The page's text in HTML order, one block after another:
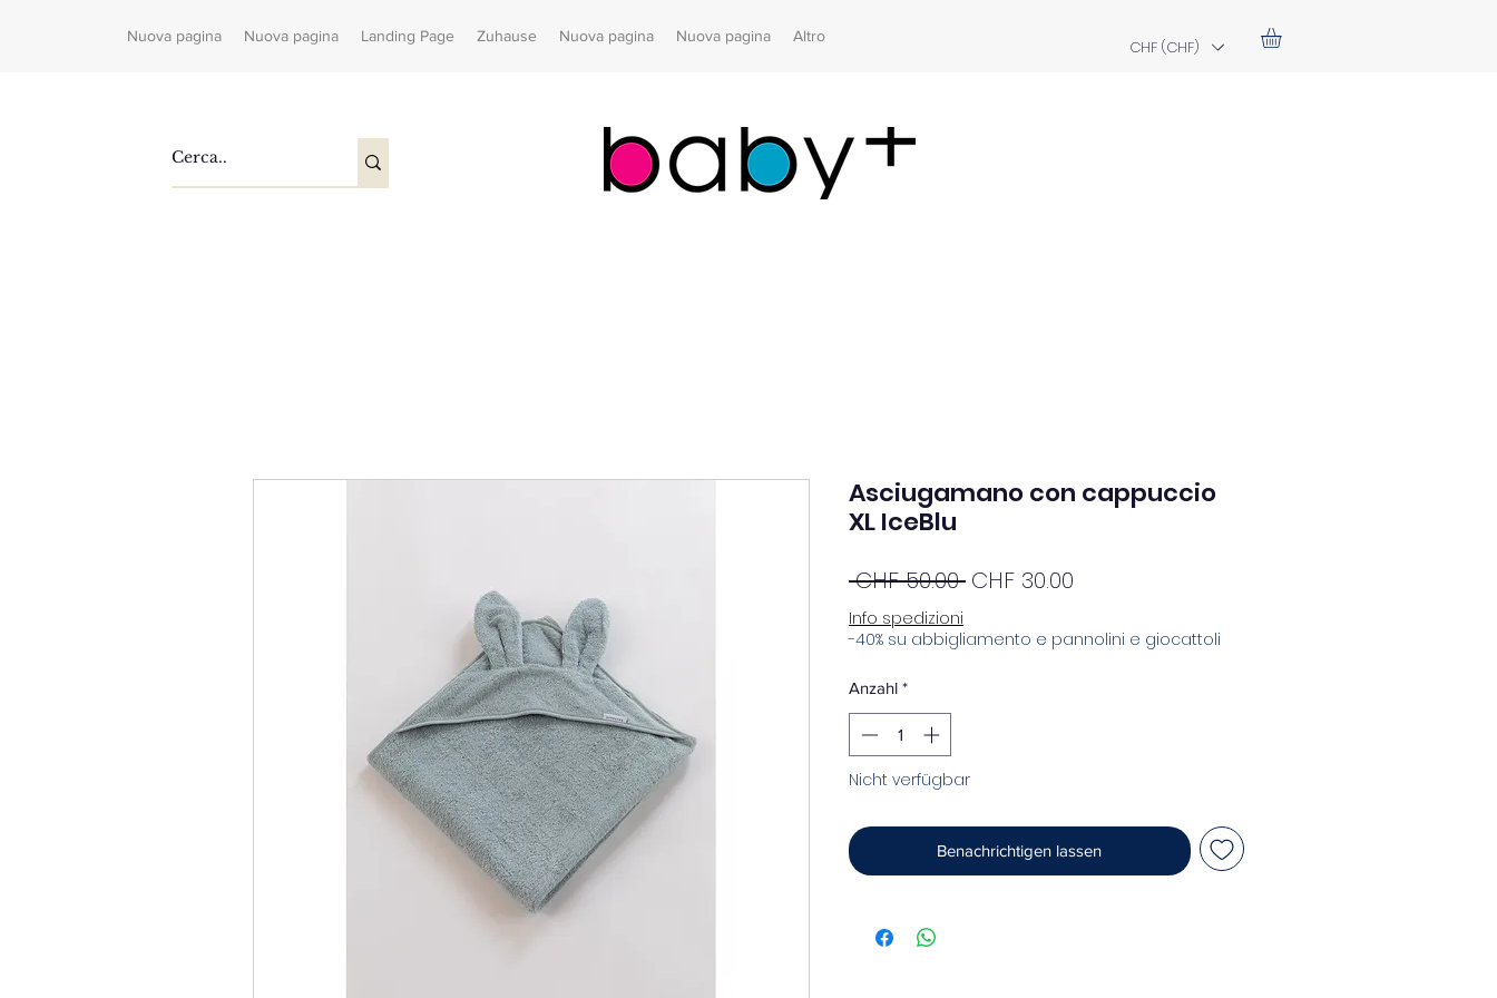
Nuova pagina Nuova pagina Landing Page Zuhause Nuova pagina Nuova pagina Altro
CHF (CHF)
Asciugamano con cappuccio
XL IceBlu
CHF 50.00 Standardpreis
CHF 30.00
Info spedizioni
-40% su abbigliamento e pannolini e giocattoli
Anzahl *
Nicht verfügbar
Benachrichtigen lassen